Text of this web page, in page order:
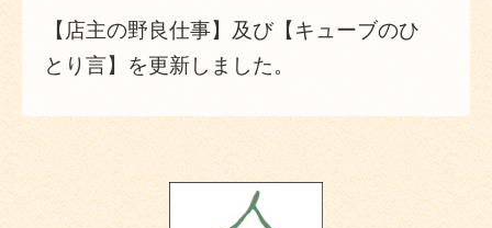
【店主の野良仕事】及び【キューブのひ
とり言】を更新しました。